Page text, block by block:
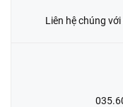
Liên hệ chúng